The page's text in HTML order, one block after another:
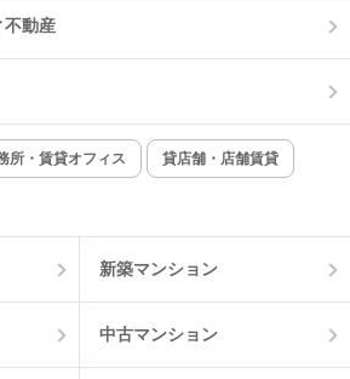
動産
所・賃貸オフィス 貸店舗・店舗賃貸
新築マンション
中古マンション